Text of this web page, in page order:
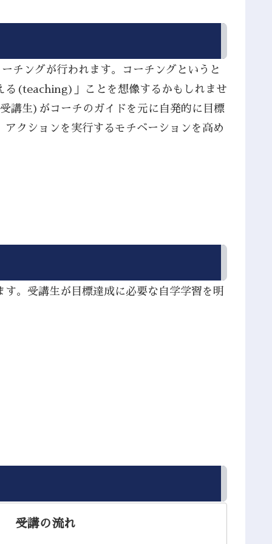
チングが行われます。コーチングというと
る(teaching)」ことを想像するかもしれませ
講生)がコーチのガイドを元に自発的に目標
クションを実行するモチベーションを高め
。受講生が目標達成に必要な自学学習を明
受講の流れ